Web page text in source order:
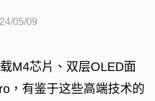
05/09
M4芯片、双层OLED面
，有鉴于这些高端技术的